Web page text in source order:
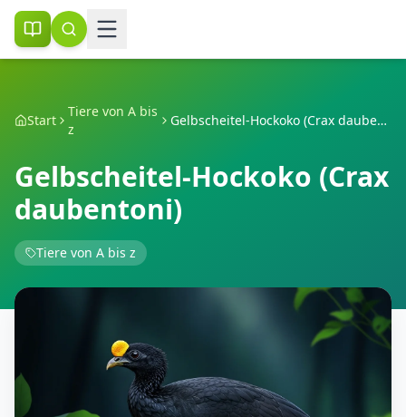
Start
Tiere von A bis
z
Gelbscheitel-Hockoko (Crax daubentoni)
Gelbscheitel-Hockoko (Crax
daubentoni)
Tiere von A bis z